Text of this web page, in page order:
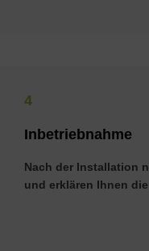
4
In­be­trieb­nah­me
Nach der Installation
und erklären Ihnen